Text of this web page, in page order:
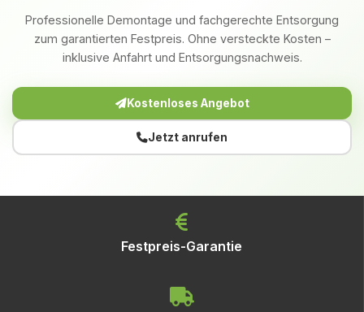
Professionelle Demontage und fachgerechte Entsorgung
zum garantierten Festpreis. Ohne versteckte Kosten –
inklusive Anfahrt und Entsorgungsnachweis.
Kostenloses Angebot
Jetzt anrufen
Festpreis-Garantie